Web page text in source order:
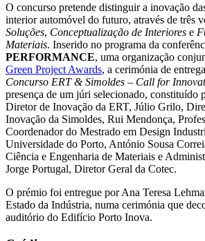
O concurso pretende distinguir a inovação
interior automóvel do futuro, através de três
Soluções, Conceptualização de Interiores e
Materiais. Inserido no programa da
PERFORMANCE, uma organização
Green Project Awards, a cerimónia de
Concurso ERT & Simoldes – Call for
presença de um júri selecionado, constituído
Diretor de Inovação da ERT, Júlio Grilo,
Inovação da Simoldes, Rui Mendonça,
Coordenador do Mestrado em Design
Universidade do Porto, António Sousa
Ciência e Engenharia de Materiais e
Jorge Portugal, Diretor Geral da Cotec.
O prémio foi entregue por Ana Teresa
Estado da Indústria, numa cerimónia que
auditório do Edifício Porto Inova.